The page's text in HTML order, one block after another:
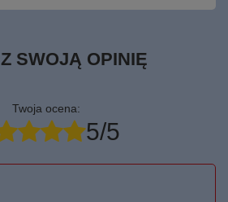
SWOJĄ OPINIĘ
Twoja ocena:
5/5